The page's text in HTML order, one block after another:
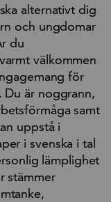
alternativt dig
och ungdomar
du
välkommen
för
Du är noggrann,
samt
uppstå i
i svenska i tal
lämplighet
stämmer